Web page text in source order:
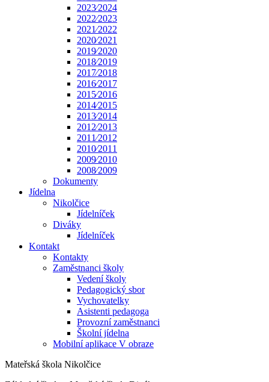
2023⁄2024
2022⁄2023
2021⁄2022
2020⁄2021
2019⁄2020
2018⁄2019
2017⁄2018
2016⁄2017
2015⁄2016
2014⁄2015
2013⁄2014
2012⁄2013
2011⁄2012
2010⁄2011
2009⁄2010
2008⁄2009
Dokumenty
Jídelna
Nikolčice
Jídelníček
Diváky
Jídelníček
Kontakt
Kontakty
Zaměstnanci školy
Vedení školy
Pedagogický sbor
Vychovatelky
Asistenti pedagoga
Provozní zaměstnanci
Školní jídelna
Mobilní aplikace V obraze
Mateřská škola Nikolčice